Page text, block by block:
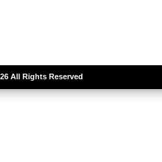
All Rights Reserved